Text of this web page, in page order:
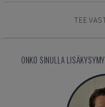
TEE
ONKO SINULLA